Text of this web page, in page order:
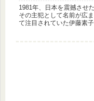
1981年、日本を震撼させ
その主犯として名前が広
て注目されていた伊藤素